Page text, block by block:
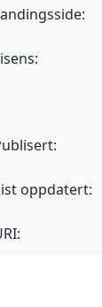
:
:
:
oppdatert: